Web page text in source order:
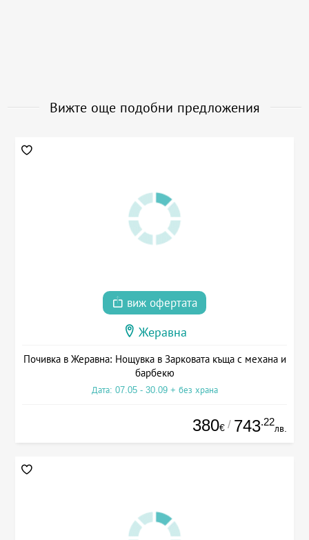
Вижте още подобни предложения
виж офертата
Жеравна
Почивка в Жеравна: Нощувка в Зарковата къща с механа и
барбекю
Дата: 07.05 - 30.09 + без храна
380€ / 743.22
лв.